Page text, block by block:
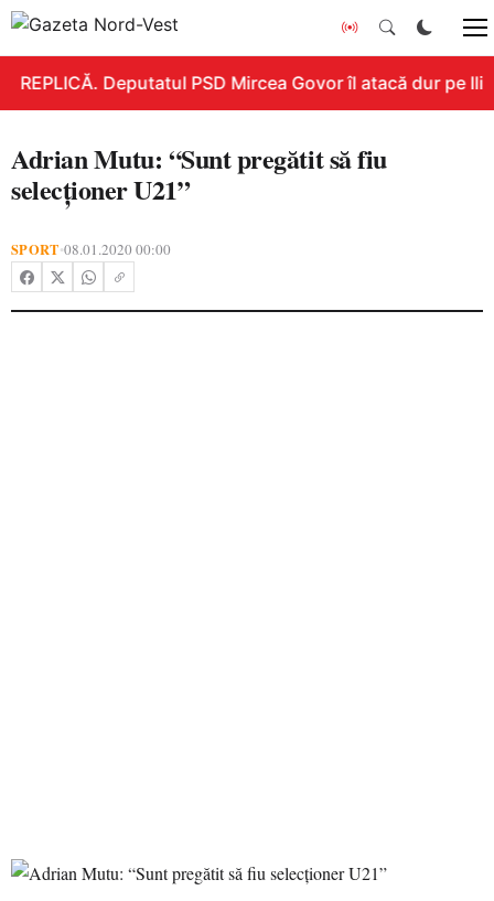
REPLICĂ. Deputatul PSD Mircea Govor îl atacă dur pe
Adrian Mutu: “Sunt pregătit să fiu
selecţioner U21”
SPORT•08.01.2020 00:00